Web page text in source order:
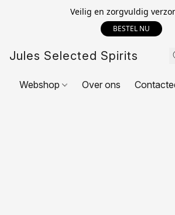
Veilig en zorgvuldig
BESTEL NU
Jules Selected Spirits
Webshop Over ons